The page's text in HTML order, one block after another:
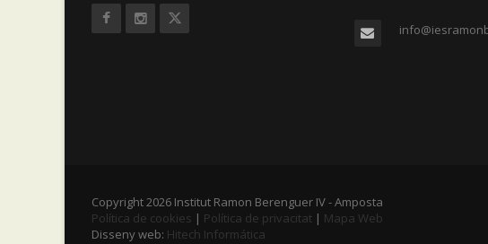
Copyright 2026 Institut Ramon Berenguer IV - Amposta
Política de cookies | Política de privacitat | Mapa Web
Disseny web: Hitech Informática